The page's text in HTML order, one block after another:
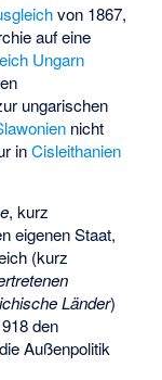
von 1867,
auf eine
Ungarn
ungarischen
nicht
inCisleithanien
, kurz
eigenen Staat,
(kurz
Länder)
den
Außenpolitik